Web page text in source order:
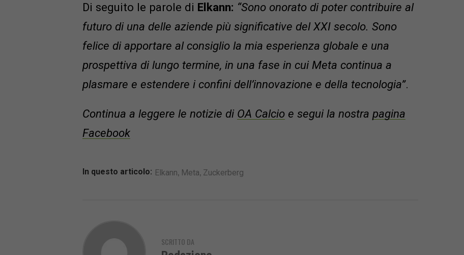
Di seguito le parole di Elkann: “Sono onorato di poter contribuire al
futuro di una delle aziende più significative del XXI secolo. Sono
felice di apportare al consiglio la mia esperienza globale e una
prospettiva di lungo termine, in una fase in cui Meta continua a
plasmare e estendere i confini dell’innovazione e della tecnologia”.
Continua a leggere le notizie di OA Calcio e segui la nostra pagina
Facebook
In questo articolo: Elkann, Meta, Zuckerberg
SCRITTO DA